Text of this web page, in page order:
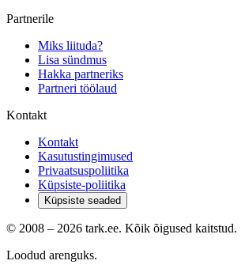
Partnerile
Miks liituda?
Lisa sündmus
Hakka partneriks
Partneri töölaud
Kontakt
Kontakt
Kasutustingimused
Privaatsuspoliitika
Küpsiste-poliitika
Küpsiste seaded
© 2008 – 2026 tark.ee. Kõik õigused kaitstud.
Loodud arenguks.